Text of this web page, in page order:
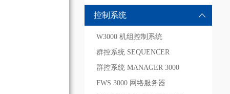
控制系统
W3000 机组控制系统
群控系统 SEQUENCER
群控系统 MANAGER 3000
FWS 3000 网络服务器